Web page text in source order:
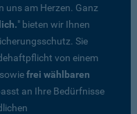
uns am Herzen. Ganz
" bieten wir Ihnen
Sie
von einem
sowiefrei wählbaren
an Ihre Bedürfnisse